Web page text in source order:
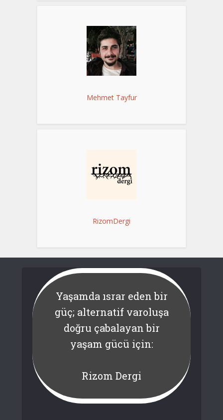
Mehmet Tayfur
RizomDergi
Yaşamda ısrar eden bir
güç; alternatif varoluşa
doğru çabalayan bir
yaşam gücü için:
Rizom Dergi